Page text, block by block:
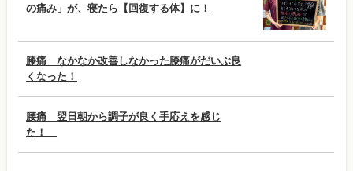
の痛み」が、寝たら【回復する体】に！
膝痛 なかなか改善しなかった膝痛がだいぶ良
くなった！
腰痛 翌日朝から調子が良く手応えを感じ
た！